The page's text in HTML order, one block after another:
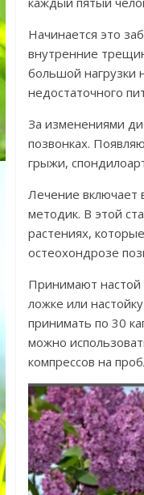
Начинается это
внутренние
большой нагрузки
недостаточного
За изменениями
позвонках.
грыжи,
Лечение включает
методик. В этой
растениях,
остеохондрозе
Принимают настой
ложке или настойку
принимать по 30
можно
компрессов на